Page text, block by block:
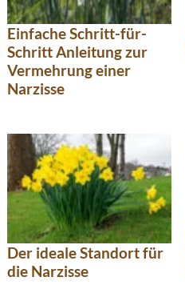
Einfache Schritt-für-
Schritt Anleitung zur
Vermehrung einer
Narzisse
Der ideale Standort für
die Narzisse